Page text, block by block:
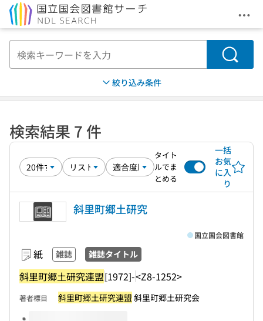
メ
検索
絞り込み条件
検索結果 7 件
タイト
ルでま
とめる
一括
お気
に入
り
斜里町郷土研究
紙 雑誌 雑誌タイトル
斜里町郷土研究連盟[1972]-<Z8-1252>
国立国会図書館
著者標目 斜里町郷土研究連盟 斜里町郷土研究会
このタイトルの巻号